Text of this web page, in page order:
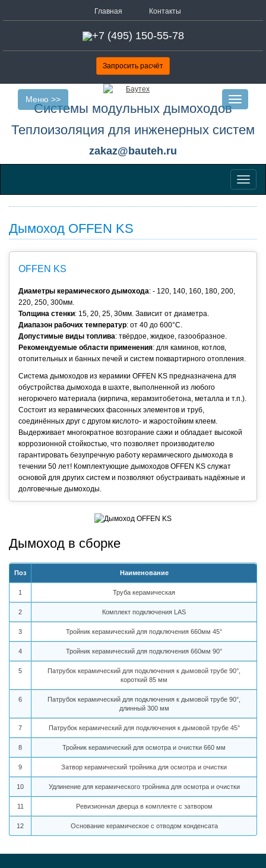
Главная Контакты
+7 (495) 150-55-78
Запросить расчёт
Системы модульных дымоходов
Теплоизоляция для инженерных систем
zakaz@bauteh.ru
Меню
Меню >>
Toggle
Дымоход OFFEN KS
OFFEN KS
Диаметры керамического дымохода: - 120, 140, 160, 180, 200,
220, 250, 300мм.
Толщина стенки: 15, 20, 25, 30мм. Зависит от диаметра.
Диапазон рабочих температур: от 40 до 600°С.
Допустимые виды топлива: твёрдое, жидкое, газообразное.
Рекомендуемые области применения: для каминов, котлов,
отопительных и банных печей и систем поквартирного отопления.
Система дымоходов из керамики OFFEN KS предназначена для
обустройства дымохода в шахте, выполненной из любого
негорючего материала (кирпича, керамзитобетона, металла и т.п.).
Состоит из керамических фасонных элементов и труб,
соединённых друг с другом кислото- и жаростойким клеем.
Выдерживает многократное возгорание сажи и обладает высокой
коррозионной стойкостью, что позволяет производителю
гарантировать безупречную работу керамического дымохода в
течении 50 лет! Комплектующие дымоходов OFFEN KS служат
основой для других систем и позволяют обустраивать надёжные и
долговечные дымоходы.
Дымоход в сборке
Поз Наименование
1 Труба керамическая
2 Комплект подключения LAS
3 Тройник керамический для подключения 660мм 45°
4 Тройник керамический для подключения 660мм 90°
5
Патрубок керамический для подключения к дымовой трубе 90°,
короткий 85 мм
6
Патрубок керамический для подключения к дымовой трубе 90°,
длинный 300 мм
7 Патрубок керамический для подключения к дымовой трубе 45°
8 Тройник керамический для осмотра и очистки 660 мм
9 Затвор керамический тройника для осмотра и очистки
10 Удлинение для керамического тройника для осмотра и очистки
11 Ревизионная дверца в комплекте с затвором
12 Основание керамическое с отводом конденсата